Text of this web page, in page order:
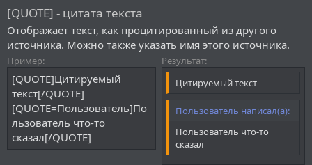
[QUOTE] - цитата текста
Отображает текст, как процитированный из другого
источника. Можно также указать имя этого источника.
Пример:
[QUOTE]Цитируемый
текст[/QUOTE]
[QUOTE=Пользователь]По
льзователь что-то
сказал[/QUOTE]
Результат:
Цитируемый текст
Пользователь написал(а):
Пользователь что-то
сказал